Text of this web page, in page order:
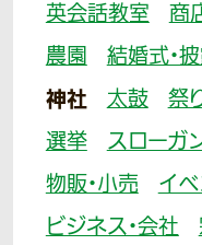
英会話教室
商
農園
結婚式・
神社 太鼓 祭
選挙
スローガ
物販・小売
イベ
ビジネス・会社